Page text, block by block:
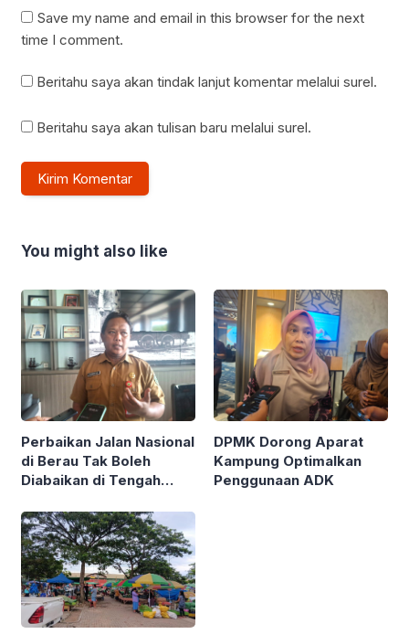
Save my name and email in this browser for the next
time I comment.
Beritahu saya akan tindak lanjut komentar melalui surel.
Beritahu saya akan tulisan baru melalui surel.
You might also like
Perbaikan Jalan Nasional
di Berau Tak Boleh
Diabaikan di Tengah
Kalimantan
DPMK Dorong Aparat
Kampung Optimalkan
Penggunaan ADK